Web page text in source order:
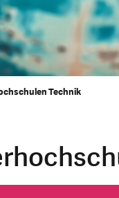
Technik